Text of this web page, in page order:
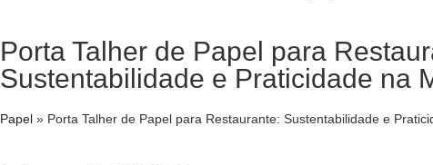
Porta Talher de Papel para
Sustentabilidade e Praticidade na
Papel » Porta Talher de Papel para Restaurante: Sustentabilidade e